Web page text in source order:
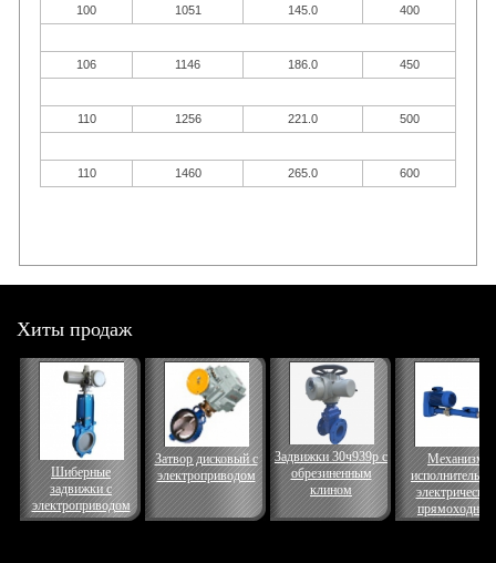
100 1051 145.0 400
106 1146 186.0 450
110 1256 221.0 500
110 1460 265.0 600
Хиты продаж
Шиберные
задвижки с
электроприводом
Затвор дисковый с
электроприводом
Задвижки 30ч939р с
обрезиненным
клином
Механизм
электрический
прямоходный